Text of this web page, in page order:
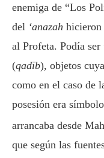
enemiga de “Los
del ‘anazah hicieron
al Profeta. Podía ser
(qadīb), objetos
como en el caso de
posesión era
arrancaba desde
que según las